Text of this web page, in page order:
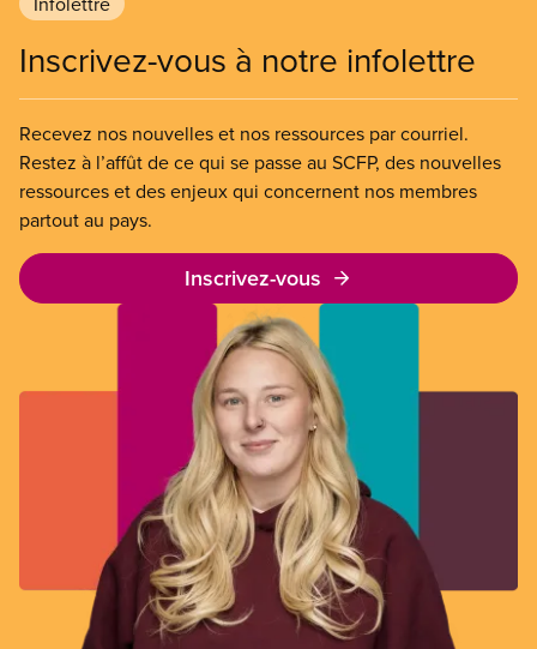
Inscrivez-vous à notre infolettre
Recevez nos nouvelles et nos ressources par courriel.
Restez à l’affût de ce qui se passe au SCFP, des nouvelles
ressources et des enjeux qui concernent nos membres
partout au pays.
Inscrivez-vous